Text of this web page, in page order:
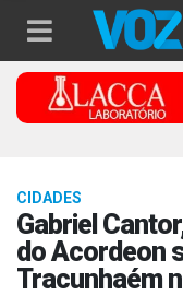
CIDADES
Gabriel
do Acordeon
Tracunhaém